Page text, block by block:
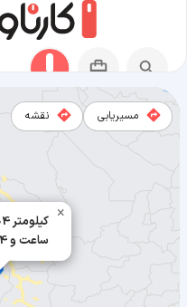
1204 کیلومتر
16 ساعت و 14 دقیقه
×
مسیریابی نقشه
مسیر بجنورد به بافت